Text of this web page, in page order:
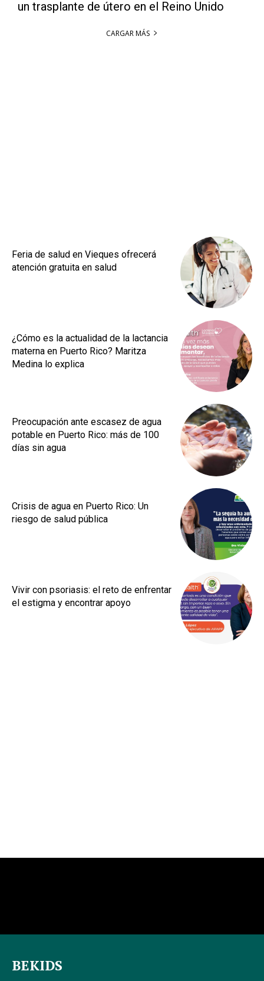
un trasplante de útero en el Reino Unido
CARGAR MÁS
Feria de salud en Vieques ofrecerá
atención gratuita en salud
¿Cómo es la actualidad de la lactancia
materna en Puerto Rico? Maritza
Medina lo explica
Preocupación ante escasez de agua
potable en Puerto Rico: más de 100
días sin agua
Crisis de agua en Puerto Rico: Un
riesgo de salud pública
Vivir con psoriasis: el reto de enfrentar
el estigma y encontrar apoyo
BEKIDS